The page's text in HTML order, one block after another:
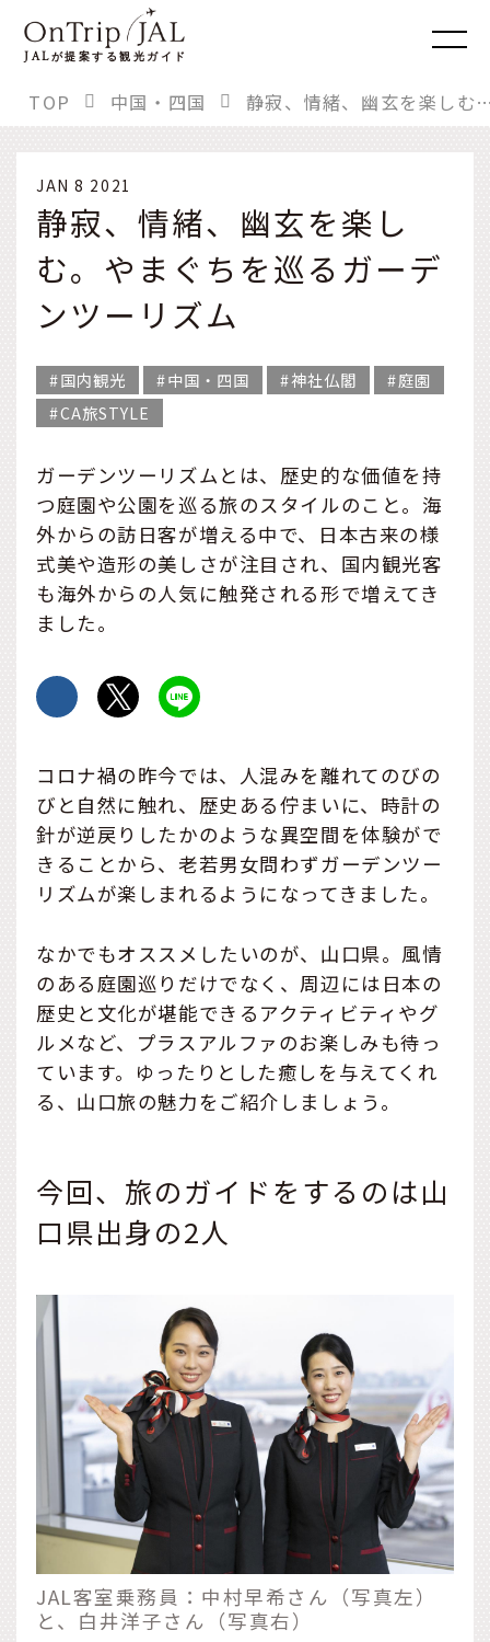
JALが提案する観光ガイド
TOP 中国・四国 静寂、情緒、幽玄を楽しむ。や
JAN 8 2021
静寂、情緒、幽玄を楽し
む。やまぐちを巡るガーデ
ンツーリズム
国内観光 中国・四国 神社仏閣
庭園
CA旅STYLE
ガーデンツーリズムとは、歴史的な価値を持
つ庭園や公園を巡る旅のスタイルのこと。海
外からの訪日客が増える中で、日本古来の様
式美や造形の美しさが注目され、国内観光客
も海外からの人気に触発される形で増えてき
ました。
コロナ禍の昨今では、人混みを離れてのびの
びと自然に触れ、歴史ある佇まいに、時計の
針が逆戻りしたかのような異空間を体験がで
きることから、老若男女問わずガーデンツー
リズムが楽しまれるようになってきました。
なかでもオススメしたいのが、山口県。風情
のある庭園巡りだけでなく、周辺には日本の
歴史と文化が堪能できるアクティビティやグ
ルメなど、プラスアルファのお楽しみも待っ
ています。ゆったりとした癒しを与えてくれ
る、山口旅の魅力をご紹介しましょう。
今回、旅のガイドをするのは山
口県出身の2人
JAL客室乗務員：中村早希さん（写真左）
と、白井洋子さん（写真右）